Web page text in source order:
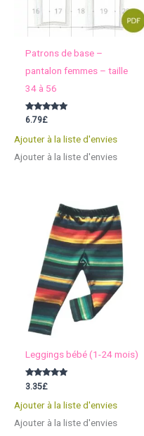
Patrons de base –
pantalon femmes – taille
34 à 56
Note
6.79£
Ajouter à la liste d'envies
Ajouter à la liste d'envies
Leggings bébé (1-24 mois)
Note
5.00
3.35£
Ajouter à la liste d'envies
Ajouter à la liste d'envies